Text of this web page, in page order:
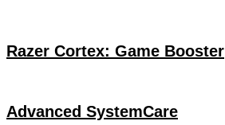
Razer Cortex: Game Booster
Advanced SystemCare